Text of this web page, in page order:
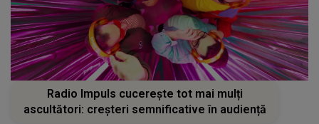
Radio Impuls cucerește tot mai mulți
ascultători: creșteri semnificative în audiență